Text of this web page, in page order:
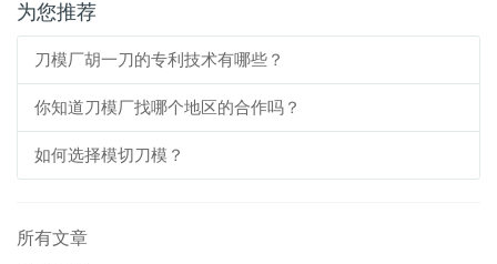
为您推荐
刀模厂胡一刀的专利技术有哪些？
你知道刀模厂找哪个地区的合作吗？
如何选择模切刀模？
所有文章